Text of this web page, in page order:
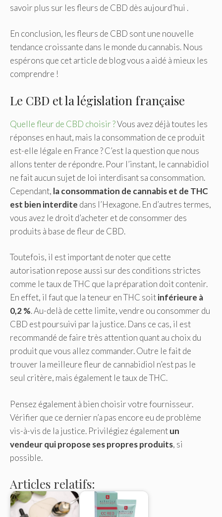
savoir plus sur les fleurs de CBD dès aujourd’hui .
En conclusion, les fleurs de CBD sont une nouvelle
tendance croissante dans le monde du cannabis. Nous
espérons que cet article de blog vous a aidé à mieux les
comprendre !
Le CBD et la législation française
Quelle fleur de CBD choisir ?Vous avez déjà toutes les
réponses en haut, mais la consommation de ce produit
est-elle légale en France ? C’est la question que nous
allons tenter de répondre. Pour l’instant, le cannabidiol
ne fait aucun sujet de loi interdisant sa consommation.
Cependant, la consommation de cannabis et de THC
est bien interdite dans l’Hexagone. En d’autres termes,
vous avez le droit d’acheter et de consommer des
produits à base de fleur de CBD.
Toutefois, il est important de noter que cette
autorisation repose aussi sur des conditions strictes
comme le taux de THC que la préparation doit contenir.
En effet, il faut que la teneur en THC soitinférieure à
0,2 %. Au-delà de cette limite, vendre ou consommer du
CBD est poursuivi par la justice. Dans ce cas, il est
recommandé de faire très attention quant au choix du
produit que vous allez commander. Outre le fait de
trouver la meilleure fleur de cannabidiol n’est pas le
seul critère, mais également le taux de THC.
Pensez également à bien choisir votre fournisseur.
Vérifier que ce dernier n’a pas encore eu de problème
vis-à-vis de la justice. Privilégiez égalementun
vendeur qui propose ses propres produits, si
possible.
Articles relatifs: